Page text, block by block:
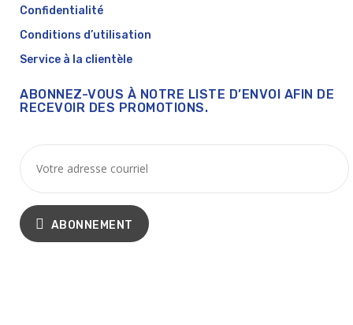
Confidentialité
Conditions d’utilisation
Service à la clientèle
ABONNEZ-VOUS À NOTRE LISTE D’ENVOI AFIN DE
RECEVOIR DES PROMOTIONS.
ABONNEMENT